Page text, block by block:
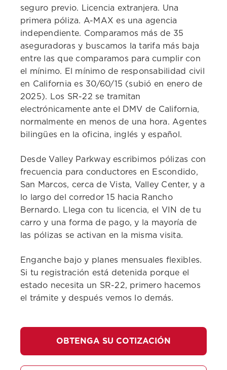
seguro previo. Licencia extranjera. Una
primera póliza. A-MAX es una agencia
independiente. Comparamos más de 35
aseguradoras y buscamos la tarifa más baja
entre las que comparamos para cumplir con
el mínimo. El mínimo de responsabilidad civil
en California es 30/60/15 (subió en enero de
2025). Los SR-22 se tramitan
electrónicamente ante el DMV de California,
normalmente en menos de una hora. Agentes
bilingües en la oficina, inglés y español.
Desde Valley Parkway escribimos pólizas con
frecuencia para conductores en Escondido,
San Marcos, cerca de Vista, Valley Center, y a
lo largo del corredor 15 hacia Rancho
Bernardo. Llega con tu licencia, el VIN de tu
carro y una forma de pago, y la mayoría de
las pólizas se activan en la misma visita.
Enganche bajo y planes mensuales flexibles.
Si tu registración está detenida porque el
estado necesita un SR-22, primero hacemos
el trámite y después vemos lo demás.
OBTENGA SU COTIZACIÓN